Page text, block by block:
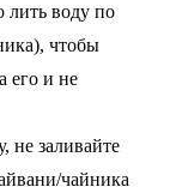
воду по
чтобы
его и не
не заливайте
чайника